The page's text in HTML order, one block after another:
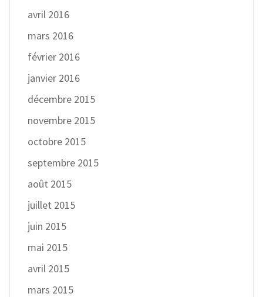
avril 2016
mars 2016
février 2016
janvier 2016
décembre 2015
novembre 2015
octobre 2015
septembre 2015
août 2015
juillet 2015
juin 2015
mai 2015
avril 2015
mars 2015